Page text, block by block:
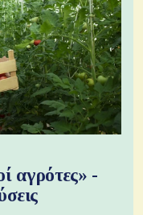
αγρότες» -